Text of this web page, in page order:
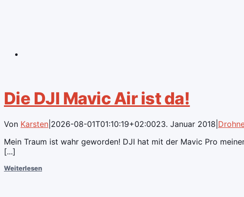
Die DJI Mavic Air ist da!
Von Karsten 2026-08-01T01:10:19+02:0023. Januar 2018
Mein Traum ist wahr geworden! DJI hat mit der Mavic Pro
[...]
Weiterlesen